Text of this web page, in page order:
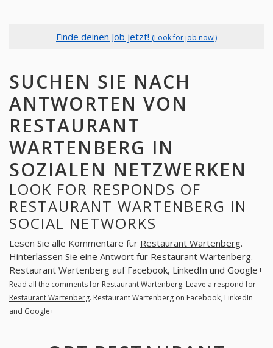
Finde deinen Job jetzt! (Look for job now!)
SUCHEN SIE NACH
ANTWORTEN VON
RESTAURANT
WARTENBERG IN
SOZIALEN NETZWERKEN
LOOK FOR RESPONDS OF
RESTAURANT WARTENBERG IN
SOCIAL NETWORKS
Lesen Sie alle Kommentare für Restaurant Wartenberg.
Hinterlassen Sie eine Antwort für Restaurant Wartenberg.
Restaurant Wartenberg auf Facebook, LinkedIn und Google+
Read all the comments for Restaurant Wartenberg. Leave a respond for
Restaurant Wartenberg. Restaurant Wartenberg on Facebook, LinkedIn
and Google+